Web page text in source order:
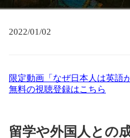
2022/01/02
限定動画「なぜ日本人は英語
無料の視聴登録はこちら
留学や外国人との